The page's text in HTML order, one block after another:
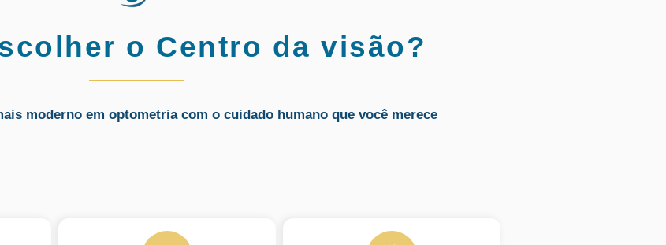
o Centro da visão?
moderno em optometria com o cuidado humano que você merece